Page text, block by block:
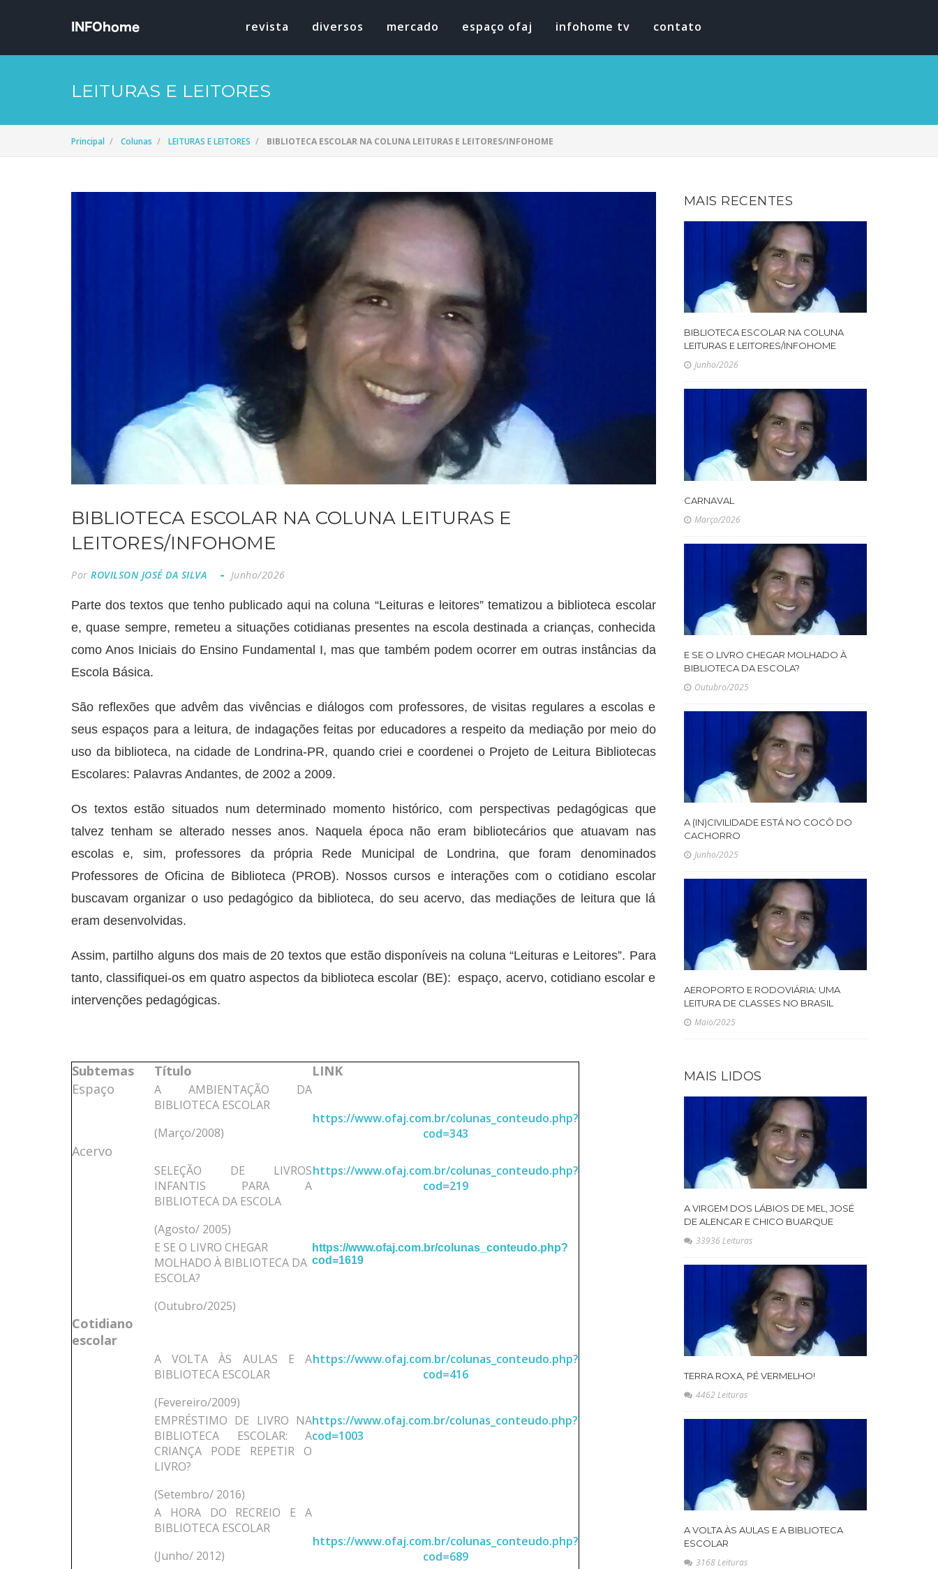
revista diversos mercado espaço ofaj infohome tv contato
LEITURAS E LEITORES
Principal Colunas LEITURAS E LEITORES BIBLIOTECA ESCOLAR NA COLUNA LEITURAS E LEITORES/INFOHOME
BIBLIOTECA ESCOLAR NA COLUNA LEITURAS E
LEITORES/INFOHOME
Por ROVILSON JOSÉ DA SILVA Junho/2026
Parte dos textos que tenho publicado aqui na coluna “Leituras e leitores” tematizou a biblioteca escolar
e, quase sempre, remeteu a situações cotidianas presentes na escola destinada a crianças, conhecida
como Anos Iniciais do Ensino Fundamental I, mas que também podem ocorrer em outras instâncias da
Escola Básica.
São reflexões que advêm das vivências e diálogos com professores, de visitas regulares a escolas e
seus espaços para a leitura, de indagações feitas por educadores a respeito da mediação por meio do
uso da biblioteca, na cidade de Londrina-PR, quando criei e coordenei o Projeto de Leitura Bibliotecas
Escolares: Palavras Andantes, de 2002 a 2009.
Os textos estão situados num determinado momento histórico, com perspectivas pedagógicas que
talvez tenham se alterado nesses anos. Naquela época não eram bibliotecários que atuavam nas
escolas e, sim, professores da própria Rede Municipal de Londrina, que foram denominados
Professores de Oficina de Biblioteca (PROB). Nossos cursos e interações com o cotidiano escolar
buscavam organizar o uso pedagógico da biblioteca, do seu acervo, das mediações de leitura que lá
eram desenvolvidas.
Assim, partilho alguns dos mais de 20 textos que estão disponíveis na coluna “Leituras e Leitores”. Para
tanto, classifiquei-os em quatro aspectos da biblioteca escolar (BE): espaço, acervo, cotidiano escolar e
intervenções pedagógicas.
Subtemas Título
LINK
Espaço
A AMBIENTAÇÃO DA
BIBLIOTECA ESCOLAR
(Março/2008)
https://www.ofaj.com.br/colunas_conteudo.php?
cod=343
Acervo
SELEÇÃO DE LIVROS
INFANTIS PARA A
BIBLIOTECA DA ESCOLA
(Agosto/ 2005)
https://www.ofaj.com.br/colunas_conteudo.php?
cod=219
E SE O LIVRO CHEGAR
MOLHADO À BIBLIOTECA DA
ESCOLA?
(Outubro/2025)
https://www.ofaj.com.br/colunas_conteudo.php?
cod=1619
Cotidiano
escolar
A VOLTA ÀS AULAS E A
BIBLIOTECA ESCOLAR
(Fevereiro/2009)
https://www.ofaj.com.br/colunas_conteudo.php?
cod=416
EMPRÉSTIMO DE LIVRO NA
BIBLIOTECA ESCOLAR: A
CRIANÇA PODE REPETIR O
LIVRO?
(Setembro/ 2016)
https://www.ofaj.com.br/colunas_conteudo.php?
cod=1003
A HORA DO RECREIO E A
BIBLIOTECA ESCOLAR
(Junho/ 2012)
https://www.ofaj.com.br/colunas_conteudo.php?
cod=689
MAIS RECENTES
BIBLIOTECA ESCOLAR NA COLUNA
LEITURAS E LEITORES/INFOHOME
Junho/2026
CARNAVAL
Março/2026
E SE O LIVRO CHEGAR MOLHADO À
BIBLIOTECA DA ESCOLA?
Outubro/2025
A (IN)CIVILIDADE ESTÁ NO COCÔ DO
CACHORRO
Junho/2025
AEROPORTO E RODOVIÁRIA: UMA
LEITURA DE CLASSES NO BRASIL
Maio/2025
MAIS LIDOS
A VIRGEM DOS LÁBIOS DE MEL, JOSÉ
DE ALENCAR E CHICO BUARQUE
33936 Leituras
TERRA ROXA, PÉ VERMELHO!
4462 Leituras
A VOLTA ÀS AULAS E A BIBLIOTECA
ESCOLAR
3168 Leituras